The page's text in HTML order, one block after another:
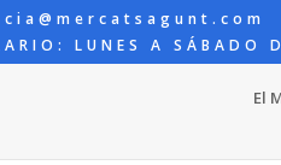
LUNES A
El